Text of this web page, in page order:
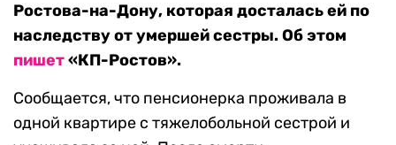
Ростова-на-Дону, которая досталась ей по
наследству от умершей сестры. Об этом
пишет«КП-Ростов».
Сообщается, что пенсионерка проживала в
одной квартире с тяжелобольной сестрой и